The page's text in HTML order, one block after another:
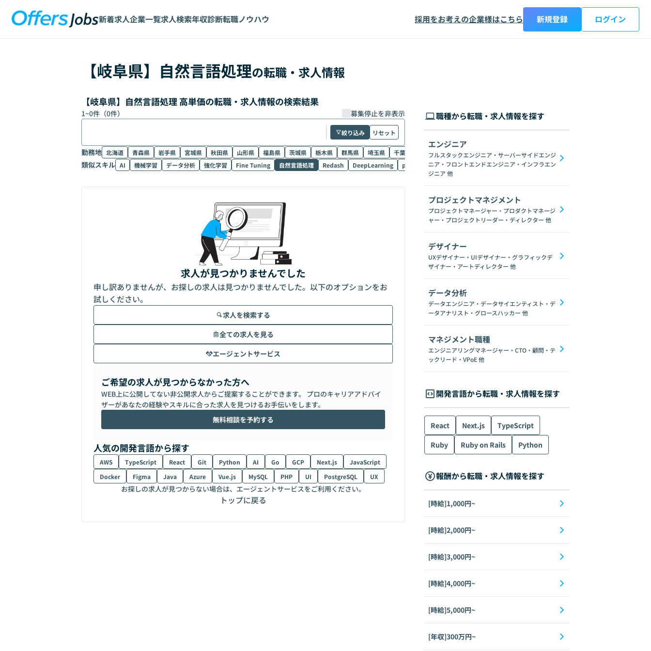
新着求人企業一覧求人検索年収診断転職ノウハウ 採用をお考えの企業様はこちら 新規登録 ログイン
【岐阜県】 自然言語処理の転職・求人情報
【岐阜県】自然言語処理 高単価の転職・求人情報の検索結果
1~0件（0件） 募集停止を非表示
絞り込み リセット
勤務地 北海道 青森県 岩手県 宮城県 秋田県 山形県 福島県 茨城県 栃木県 群馬県 埼玉県 千葉県 東京都 神奈川県 新潟県 富山県 石川県
類似スキル AI 機械学習 データ分析 強化学習 Fine Tuning 自然言語処理 Redash DeepLearning pandas 画像処理 統計学 NumPy TensorFlow
求人が見つかりませんでした
申し訳ありませんが、お探しの求人は見つかりませんでした。以下のオプションをお
試しください。
求人を検索する
全ての求人を見る
エージェントサービス
ご希望の求人が見つからなかった方へ
WEB上に公開してない非公開求人からご提案することができます。 プロのキャリアアドバイ
ザーがあなたの経験やスキルに合った求人を見つけるお手伝いをします。
無料相談を予約する
人気の開発言語から探す
AWS TypeScript React Git Python AI Go GCP Next.js
JavaScript
Docker
Figma Java Azure Vue.js MySQL PHP UI PostgreSQL UX
お探しの求人が見つからない場合は、エージェントサービスをご利用ください。
トップに戻る
職種から転職・求人情報を探す
エンジニア
フルスタックエンジニア・サーバーサイドエンジ
ニア・フロントエンドエンジニア・インフラエン
ジニア 他
プロジェクトマネジメント
プロジェクトマネージャー・プロダクトマネージ
ャー・プロジェクトリーダー・ディレクター 他
デザイナー
UXデザイナー・UIデザイナー・グラフィックデ
ザイナー・アートディレクター 他
データ分析
データエンジニア・データサイエンティスト・デ
ータアナリスト・グロースハッカー 他
マネジメント職種
エンジニアリングマネージャー・CTO・顧問・テ
ックリード・VPoE他
開発言語から転職・求人情報を探す
React Next.js
TypeScript
Ruby
Ruby on Rails Python
報酬から転職・求人情報を探す
[時給]1,000円~
[時給]2,000円~
[時給]3,000円~
[時給]4,000円~
[時給]5,000円~
[年収]300万円~